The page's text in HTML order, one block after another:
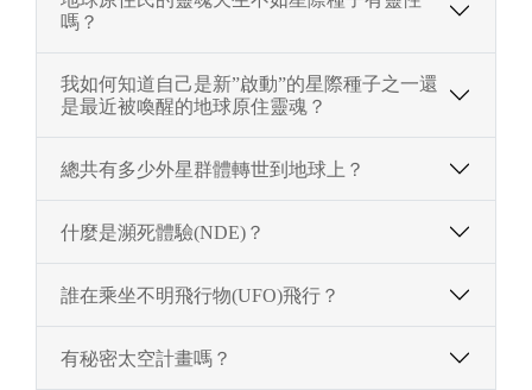
嗎？
我如何知道自己是新”啟動”的星際種子之一還
是最近被喚醒的地球原住靈魂？
總共有多少外星群體轉世到地球上？
什麼是瀕死體驗(NDE)？
誰在乘坐不明飛行物(UFO)飛行？
有秘密太空計畫嗎？